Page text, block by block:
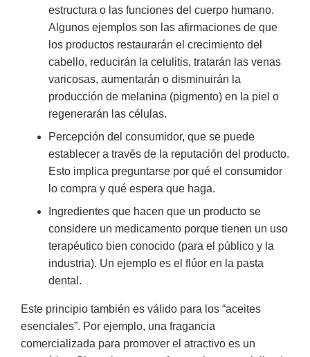
estructura o las funciones del cuerpo humano.
Algunos ejemplos son las afirmaciones de que
los productos restaurarán el crecimiento del
cabello, reducirán la celulitis, tratarán las venas
varicosas, aumentarán o disminuirán la
producción de melanina (pigmento) en la piel o
regenerarán las células.
Percepción del consumidor, que se puede
establecer a través de la reputación del producto.
Esto implica preguntarse por qué el consumidor
lo compra y qué espera que haga.
Ingredientes que hacen que un producto se
considere un medicamento porque tienen un uso
terapéutico bien conocido (para el público y la
industria). Un ejemplo es el flúor en la pasta
dental.
Este principio también es válido para los “aceites
esenciales”. Por ejemplo, una fragancia
comercializada para promover el atractivo es un